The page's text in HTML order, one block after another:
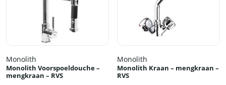
Monolith
Monolith Voorspoeldouche –
mengkraan – RVS
Monolith
Monolith Kraan – mengkraan –
RVS